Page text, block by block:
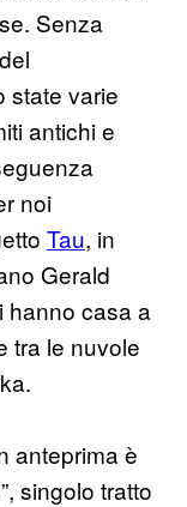
Senza
state varie
antichi e
noi
Tau​, in
Gerald
casa a
tra le nuvole
anteprima è
singolo tratto